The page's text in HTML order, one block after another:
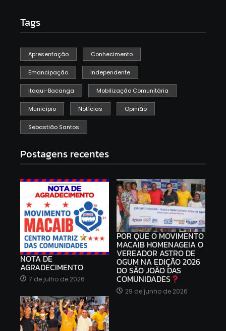
Tags
Apresentação Conhecimento
Emancipação Independente
Itaqui-Bacanga Mobilização Comunitária
Município Notícias Opinião
Sebastião Santos
Postagens recentes
NOTA DE
AGRADECIMENTO
7 de julho de 2026
POR QUE O MOVIMENTO
MACAIB HOMENAGEIA O
VEREADOR ASTRO DE
OGUM NA EDIÇÃO 2026
DO SÃO JOÃO DAS
COMUNIDADES
29 de junho de 2026